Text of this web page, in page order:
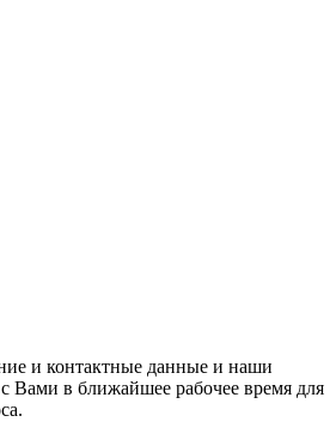
и контактные данные и наши
Вами в ближайшее рабочее время для